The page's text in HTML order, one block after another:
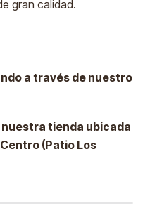
gran calidad.
a través de nuestro
tienda ubicada
(Patio Los